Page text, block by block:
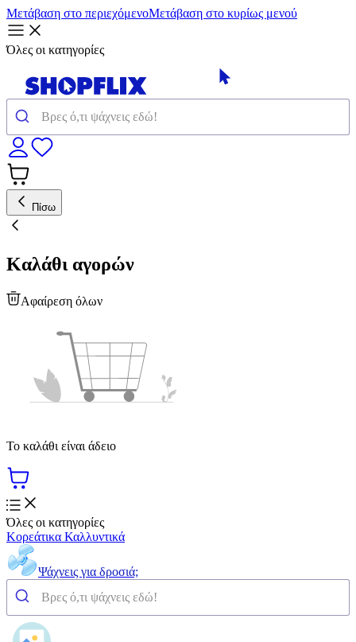
Μετάβαση στο περιεχόμενοΜετάβαση στο κυρίως μενού
Όλες οι κατηγορίες
Πίσω
Καλάθι αγορών
Αφαίρεση όλων
Το καλάθι είναι άδειο
Όλες οι κατηγορίες
Κορεάτικα Καλλυντικά
Ψάχνεις για δροσιά;